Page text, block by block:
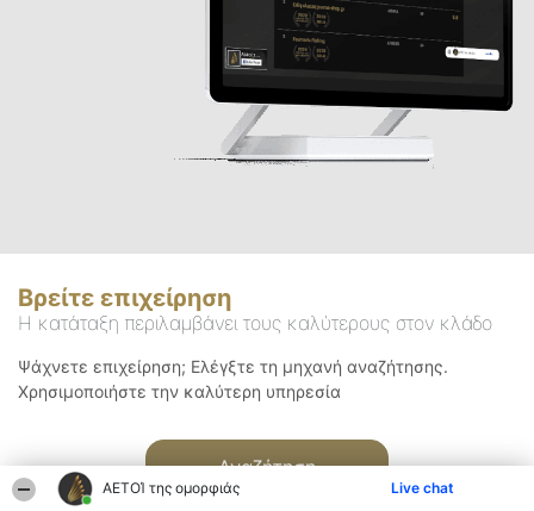
ΑΕΤΟΊ της ομορφιάς Live chat
Βρείτε επιχείρηση
Η κατάταξη περιλαμβάνει τους καλύτερους στον κλάδο
Ψάχνετε επιχείρηση; Ελέγξτε τη μηχανή αναζήτησης.
Χρησιμοποιήστε την καλύτερη υπηρεσία
Αναζήτηση